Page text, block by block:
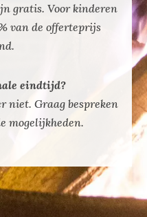
gratis. Voor kinderen
van de offerteprijs
eindtijd?
niet. Graag bespreken
mogelijkheden.